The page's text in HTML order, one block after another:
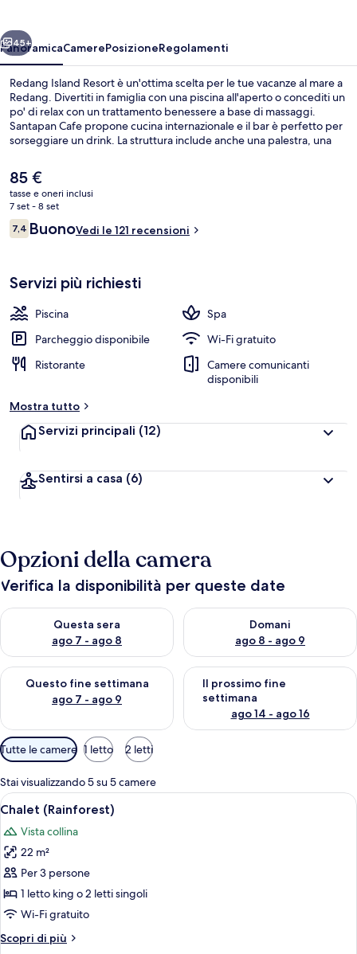
Avanti
45+
PanoramicaCamerePosizioneRegolamenti
Redang Island Resort è un'ottima scelta per le tue vacanze al mare a
Redang. Divertiti in famiglia con una piscina all'aperto o concediti un
po' di relax con un trattamento benessere a base di massaggi.
Santapan Cafe propone cucina internazionale e il bar è perfetto per
sorseggiare un drink. La struttura include anche una palestra, una
Il
prezzo
attuale
è
85 €
85 €
tasse e oneri inclusi
7 set - 8 set
Recensioni
7,47,4 su 10
BuonoVedi le 121 recensioni
Servizi più richiesti
Piscina
Spa
Parcheggio disponibile
Wi-Fi gratuito
Ristorante
Camere comunicanti
disponibili
Mostra tutto
Servizi principali (12)
Sentirsi a casa (6)
Opzioni della camera
Verifica la disponibilità per queste date
Questa sera
ago 7 - ago 8
Verifica la disponibilità per questa sera, ago 7 - ago 8
Domani
ago 8 - ago 9
Verifica la disponibilità per
Questo fine settimana
ago 7 - ago 9
Verifica la disponibilità per questo fine settimana, ago 7 - ago
Il prossimo fine
settimana
ago 14 - ago 16
Verifica la disponibilità per il
Filtri
disponibili
per
le
camere
Tutte le camere 1 letto 2 letti
Stai visualizzando 5 su 5 camere
Apri
tutte
le
foto
per
Chalet
(Rainforest)
Una camera d'albergo con un letto
8
Chalet (Rainforest)
Vista collina
22 m²
Per 3 persone
1 letto king o 2 letti singoli
Wi-Fi gratuito
Scopri di più
Altri